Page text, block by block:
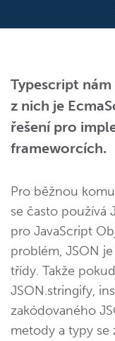
Typescript
z nich je
řešení pro
frameworcích.
Pro běžnou
se často používá
pro JavaScript
problém, JSON
třídy. Takže
JSON.stringify,
zakódovaného
metody a typy se